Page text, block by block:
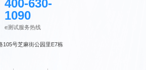
400-630-
1090
e测试服务热线
105号芝麻街公园里E7栋